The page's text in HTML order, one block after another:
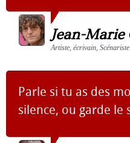
Jean-Marie
Artiste, écrivain,
Parle si tu as des
silence, ou garde le